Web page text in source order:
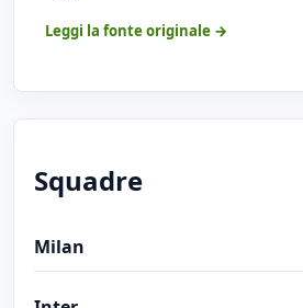
Leggi la fonte originale →
Squadre
Milan